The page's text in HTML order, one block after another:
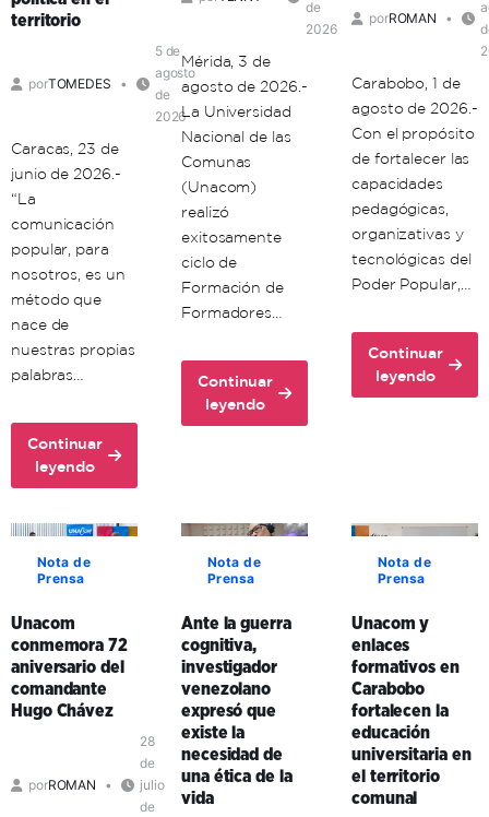
territorio
porTOMEDES
5 de
agosto
de
2026
Caracas, 23 de
junio de 2026.-
“La
comunicación
popular, para
nosotros, es un
método que
nace de
nuestras propias
palabras…
Continuar
leyendo
about
Comuna
Simón
Bolívar
adopta
comunicación
popular
como
clave
de
en
de
2026
Mérida, 3 de
agosto de 2026.-
La Universidad
Nacional de las
Comunas
(Unacom)
realizó
exitosamente
ciclo de
Formación de
Formadores…
Continuar
leyendo
about
Unacon
de
Formación
de
en
Mérida
porROMAN
Carabobo, 1 de
agosto de 2026.-
Con el propósito
de fortalecer las
capacidades
pedagógicas,
organizativas y
tecnológicas del
Poder Popular,…
Continuar
leyendo
about
Unacom
de
sus
formadores
Aragua
y
Carabobo
Nota de
Prensa
Unacom
conmemora 72
aniversario del
comandante
Hugo Chávez
porROMAN
28
de
julio
de
Nota de
Prensa
Ante la guerra
cognitiva,
investigador
venezolano
expresó que
existe la
necesidad de
una ética de la
vida
Nota de
Prensa
Unacom y
enlaces
formativos en
Carabobo
fortalecen la
educación
universitaria en
el territorio
comunal